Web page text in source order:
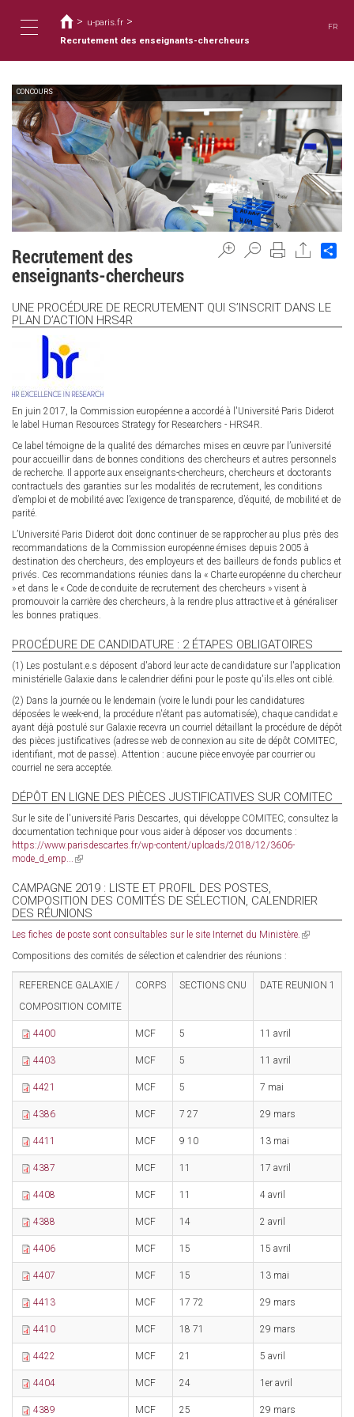
容
Toggle
navigation
在
這
裡
> u-paris.fr >
Recrutement des enseignants-chercheurs
FR
CONCOURS
Recrutement des
enseignants-chercheurs
UNE PROCÉDURE DE RECRUTEMENT QUI S’INSCRIT DANS LE
PLAN D’ACTION HRS4R
En juin 2017, la Commission européenne a accordé à l'Université Paris Diderot
le label Human Resources Strategy for Researchers - HRS4R.
Ce label témoigne de la qualité des démarches mises en œuvre par l’université
pour accueillir dans de bonnes conditions des chercheurs et autres personnels
de recherche. Il apporte aux enseignants-chercheurs, chercheurs et doctorants
contractuels des garanties sur les modalités de recrutement, les conditions
d’emploi et de mobilité avec l’exigence de transparence, d’équité, de mobilité et de
parité.
L’Université Paris Diderot doit donc continuer de se rapprocher au plus près des
recommandations de la Commission européenne émises depuis 2005 à
destination des chercheurs, des employeurs et des bailleurs de fonds publics et
privés. Ces recommandations réunies dans la « Charte européenne du chercheur
» et dans le « Code de conduite de recrutement des chercheurs » visent à
promouvoir la carrière des chercheurs, à la rendre plus attractive et à généraliser
les bonnes pratiques.
PROCÉDURE DE CANDIDATURE : 2 ÉTAPES OBLIGATOIRES
(1) Les postulant.e.s déposent d'abord leur acte de candidature sur l'application
ministérielle Galaxie dans le calendrier défini pour le poste qu'ils.elles ont ciblé.
(2) Dans la journée ou le lendemain (voire le lundi pour les candidatures
déposées le week-end, la procédure n'étant pas automatisée), chaque candidat.e
ayant déjà postulé sur Galaxie recevra un courriel détaillant la procédure de dépôt
des pièces justificatives (adresse web de connexion au site de dépôt COMITEC,
identifiant, mot de passe). Attention : aucune pièce envoyée par courrier ou
courriel ne sera acceptée.
DÉPÔT EN LIGNE DES PIÈCES JUSTIFICATIVES SUR COMITEC
Sur le site de l'université Paris Descartes, qui développe COMITEC, consultez la
documentation technique pour vous aider à déposer vos documents :
https://www.parisdescartes.fr/wp-content/uploads/2018/12/3606-
mode_d_emp... (link
external)
CAMPAGNE 2019 : LISTE ET PROFIL DES POSTES,
COMPOSITION DES COMITÉS DE SÉLECTION, CALENDRIER
DES RÉUNIONS
Les fiches de poste sont consultables sur le site Internet du Ministère. (link
Compositions des comités de sélection et calendrier des réunions :
REFERENCE GALAXIE /
COMPOSITION COMITE
CORPS SECTIONS CNU DATE REUNION 1
4400 MCF 5 11 avril
4403 MCF 5 11 avril
4421 MCF 5 7 mai
4386 MCF 7 27 29 mars
4411 MCF 9 10 13 mai
4387 MCF 11 17 avril
4408 MCF 11 4 avril
4388 MCF 14 2 avril
4406 MCF 15 15 avril
4407 MCF 15 13 mai
4413 MCF 17 72 29 mars
4410 MCF 18 71 29 mars
4422 MCF 21 5 avril
4404 MCF 24 1er avril
4389 MCF 25 29 mars